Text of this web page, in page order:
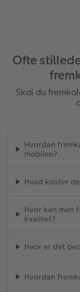
Ofte
Skal du
Hvordan
mobilen?
Hvad koster
Hvor kan man
kvalitet?
Hvor er det
Hvordan